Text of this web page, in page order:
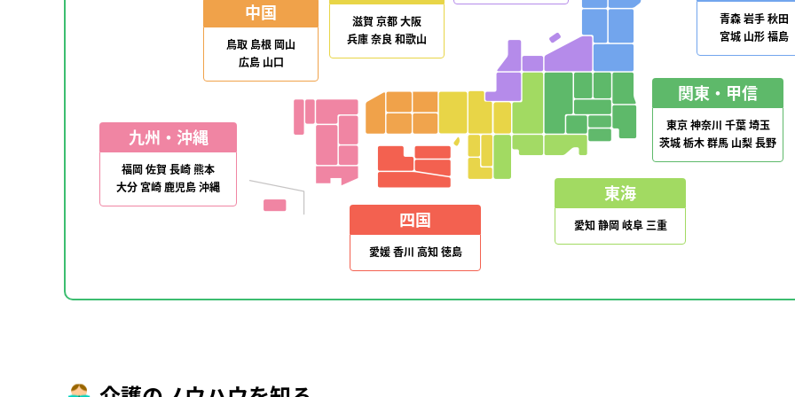
青森岩手秋田
宮城 山形福島
関東・甲信
東京 神奈川 千葉 埼玉
茨城栃木群馬 山梨長野
東海
愛知 静岡 岐阜 三重
四国
愛媛 香川 高知 徳島
九州・沖縄
福岡 佐賀 長崎 熊本
大分宮崎鹿児島沖縄
中国
鳥取 島根 岡山
広島 山口
滋賀 京都大阪
兵庫奈良和歌山